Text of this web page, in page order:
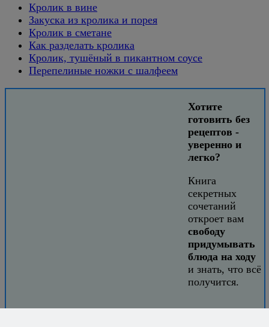
Кролик в вине
Закуска из кролика и порея
Кролик в сметане
Как разделать кролика
Кролик, тушёный в пикантном соусе
Перепелиные ножки с шалфеем
Хотите
готовить без
рецептов -
уверенно и
легко?
Книга
секретных
сочетаний
откроет вам
свободу
придумывать
блюда на ходу
и знать, что всё
получится.